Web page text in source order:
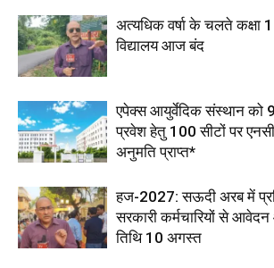
अत्यधिक वर्षा के चलते
विद्यालय आज बंद
एपेक्स आयुर्वेदिक संस्थान को
प्रवेश हेतु 100 सीटों पर
अनुमति प्राप्त*
हज-2027: सऊदी अरब में
सरकारी कर्मचारियों से
तिथि 10 अगस्त